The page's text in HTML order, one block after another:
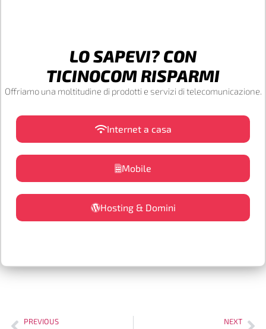
LO SAPEVI? CON
TICINOCOM RISPARMI
Offriamo una moltitudine di prodotti e servizi di telecomunicazione.
Internet a casa
Mobile
Hosting & Domini
PREVIOUS NEXT